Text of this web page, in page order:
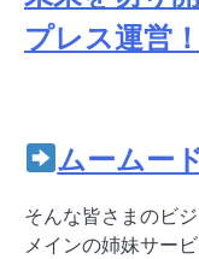
プレス運営！
ムームー
そんな皆さまのビ
メインの姉妹サー